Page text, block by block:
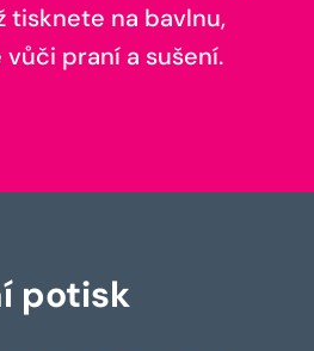
tisknete na bavlnu,
praní a sušení.
potisk